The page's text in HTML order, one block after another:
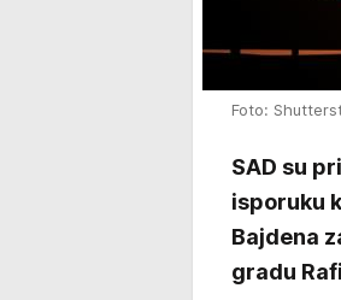
Foto:
SAD su
isporuku
Bajdena
gradu